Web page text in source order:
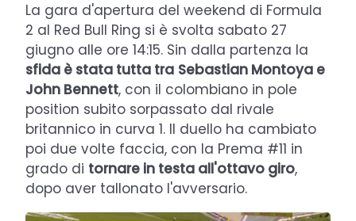
La gara d'apertura del weekend di Formula
2 al Red Bull Ring si è svolta sabato 27
giugno alle ore 14:15. Sin dalla partenza la
sfida è stata tutta tra Sebastian Montoya e
John Bennett, con il colombiano in pole
position subito sorpassato dal rivale
britannico in curva 1. Il duello ha cambiato
poi due volte faccia, con la Prema #11 in
grado di tornare in testa all'ottavo giro,
dopo aver tallonato l'avversario.